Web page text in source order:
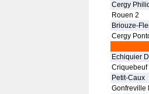
Cergy
Rouen 2
Briouze-
Cergy
Echiquier
Criquebeuf
Petit-Caux
Gonfreville